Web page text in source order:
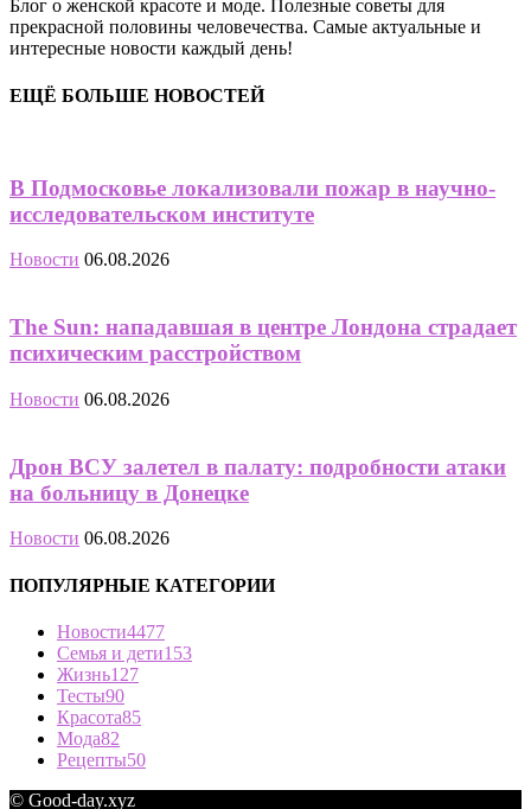
Блог о женской красоте и моде. Полезные советы для
прекрасной половины человечества. Самые актуальные и
интересные новости каждый день!
ЕЩЁ БОЛЬШЕ НОВОСТЕЙ
В Подмосковье локализовали пожар в научно-
исследовательском институте
Новости 06.08.2026
The Sun: нападавшая в центре Лондона страдает
психическим расстройством
Новости 06.08.2026
Дрон ВСУ залетел в палату: подробности атаки
на больницу в Донецке
Новости 06.08.2026
ПОПУЛЯРНЫЕ КАТЕГОРИИ
Новости4477
Семья и дети153
Жизнь127
Тесты90
Красота85
Мода82
Рецепты50
© Good-day.xyz